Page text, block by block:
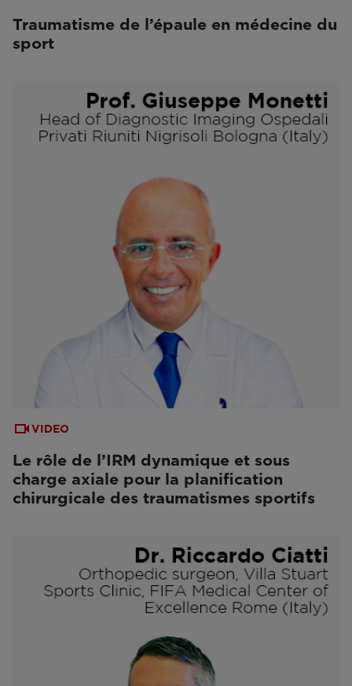
Traumatisme de l’épaule en médecine du
sport
VIDEO
Le rôle de l’IRM dynamique et sous
charge axiale pour la planification
chirurgicale des traumatismes sportifs